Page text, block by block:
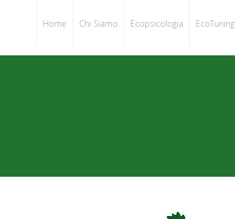
Home Chi Siamo Ecopsicologia EcoTuning